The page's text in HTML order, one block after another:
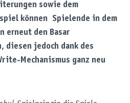
sowie dem
können Spielende in dem
erneut den Basar
diesen jedoch dank des
Mechanismus ganz neu